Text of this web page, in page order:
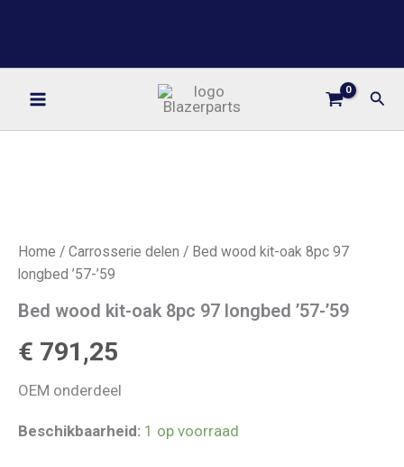
inhoud
Home / Carrosserie delen / Bed wood kit-oak 8pc 97
longbed ’57-’59
Bed wood kit-oak 8pc 97 longbed ’57-’59
€ 791,25
OEM onderdeel
Beschikbaarheid: 1 op voorraad